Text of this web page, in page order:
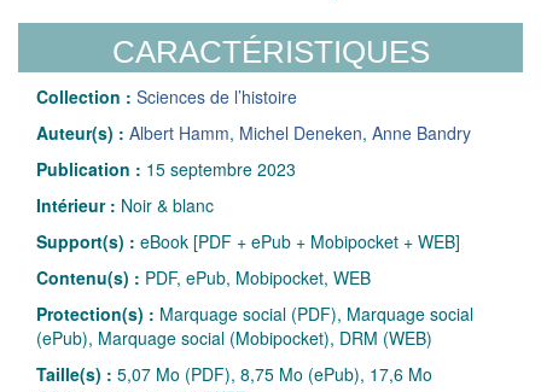
CARACTÉRISTIQUES
Collection : Sciences de l’histoire
Auteur(s) : Albert Hamm, Michel Deneken, Anne Bandry
Publication : 15 septembre 2023
Intérieur : Noir & blanc
Support(s) : eBook [PDF + ePub + Mobipocket + WEB]
Contenu(s) : PDF, ePub, Mobipocket, WEB
Protection(s) : Marquage social (PDF), Marquage social
(ePub), Marquage social (Mobipocket), DRM (WEB)
Taille(s) : 5,07 Mo (PDF), 8,75 Mo (ePub), 17,6 Mo